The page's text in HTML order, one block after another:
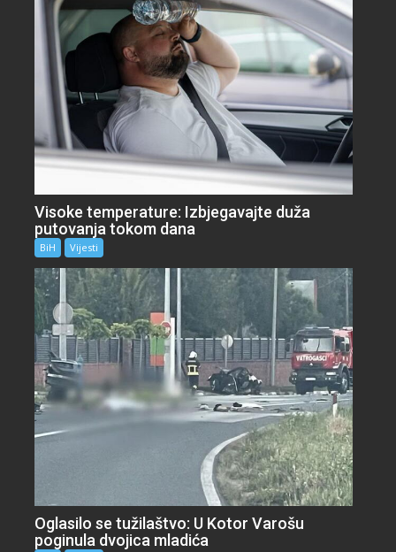
Visoke temperature: Izbjegavajte duža
putovanja tokom dana
BiH Vijesti
Oglasilo se tužilaštvo: U Kotor Varošu
poginula dvojica mladića